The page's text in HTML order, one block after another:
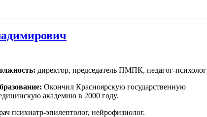
директор, председатель ПМПК, педагог-психолог
Окончил Красноярскую государственную
академию в 2000 году.
психиатр-эпилептолог, нейрофизиолог.